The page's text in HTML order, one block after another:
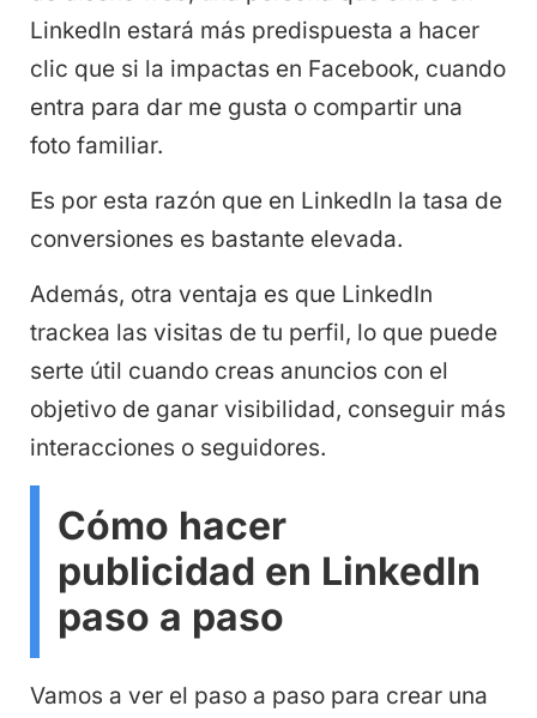
LinkedIn estará más predispuesta a hacer
clic que si la impactas en Facebook, cuando
entra para dar me gusta o compartir una
foto familiar.
Es por esta razón que en LinkedIn la tasa de
conversiones es bastante elevada.
Además, otra ventaja es que LinkedIn
trackea las visitas de tu perfil, lo que puede
serte útil cuando creas anuncios con el
objetivo de ganar visibilidad, conseguir más
interacciones o seguidores.
Cómo hacer
publicidad en LinkedIn
paso a paso
Vamos a ver el paso a paso para crear una